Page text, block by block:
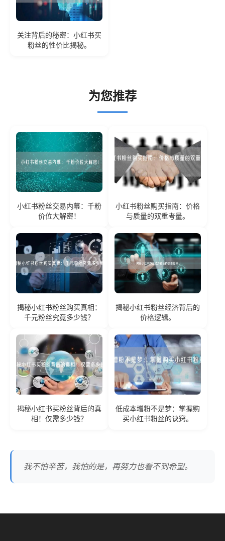
关注背后的秘密：小红书买
粉丝的性价比揭秘。
为您推荐
小红书粉丝交易内幕：千粉
价位大解密！
小红书粉丝购买指南：价格
与质量的双重考量。
揭秘小红书粉丝购买真相：
千元粉丝究竟多少钱？
揭秘小红书粉丝经济背后的
价格逻辑。
揭秘小红书买粉丝背后的真
相！仅需多少钱？
低成本增粉不是梦：掌握购
买小红书粉丝的诀窍。
我不怕辛苦，我怕的是，再努力也看不到希望。